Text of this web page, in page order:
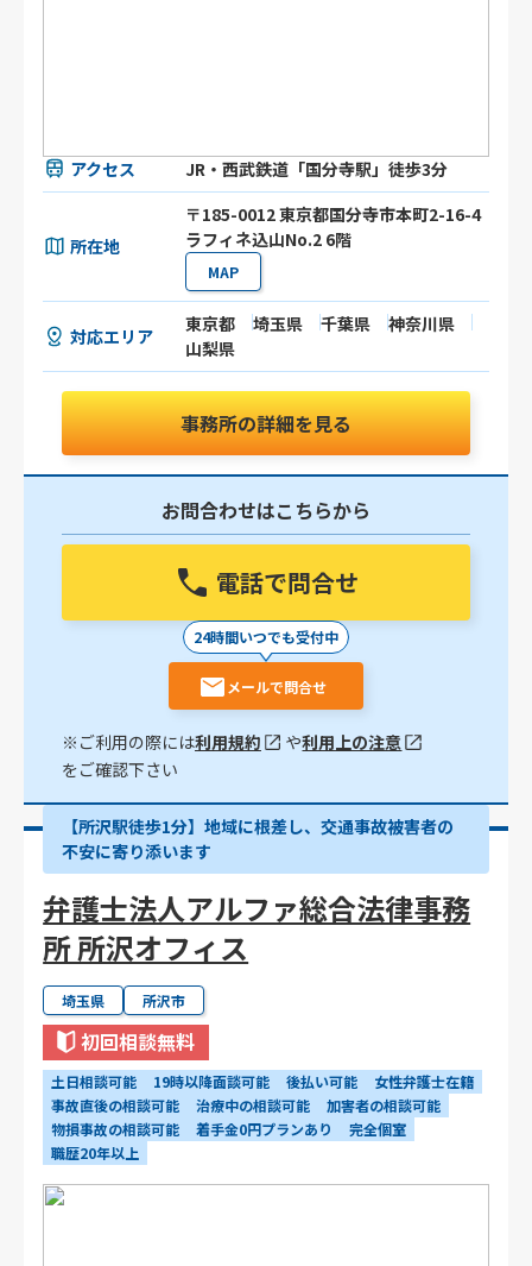
アクセス JR・西武鉄道「国分寺駅」徒歩3分
所在地
〒185-0012 東京都国分寺市本町2-16-4
ラフィネ込山No.2 6階
MAP
対応エリア
東京都 埼玉県 千葉県
神奈川県
山梨県
事務所の詳細を見る
お問合わせはこちらから
電話で問合せ
24時間いつでも受付中
メールで問合せ
※ご利用の際には利用規約 や利用上の注意
をご確認下さい
【所沢駅徒歩1分】地域に根差し、交通事故被害者の
不安に寄り添います
弁護士法人アルファ総合法律事務
所 所沢オフィス
埼玉県 所沢市
初回相談無料
土日相談可能 19時以降面談可能 後払い可能
女性弁護士在籍
事故直後の相談可能
治療中の相談可能
加害者の相談可能
物損事故の相談可能
着手金0円プランあり
完全個室
職歴20年以上